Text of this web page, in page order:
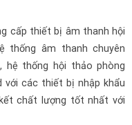
cấp thiết bị âm thanh hội
thống âm thanh chuyên
hệ thống hội thảo phòng
với các thiết bị nhập khẩu
chất lượng tốt nhất với